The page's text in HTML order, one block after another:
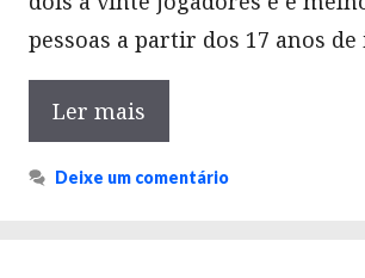
pessoas a partir dos 17 anos de
Ler mais
Deixe um comentário